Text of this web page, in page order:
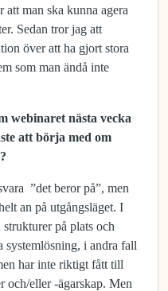
man ska kunna agera
Sedan tror jag att
över att ha gjort stora
som man ändå inte
webinaret nästa vecka
att börja med om
”det beror på”, men
an på utgångsläget. I
på plats och
systemlösning, i andra fall
har inte riktigt fått till
och/eller -ägarskap. Men